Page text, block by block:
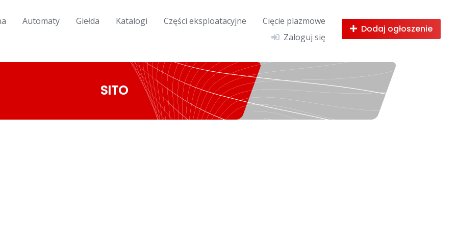
Automaty Giełda Katalogi Części eksploatacyjne
Cięcie plazmowe
Zaloguj się
Dodaj ogłoszenie
SITO